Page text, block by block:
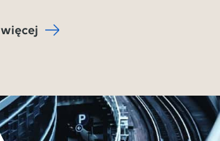
więcej